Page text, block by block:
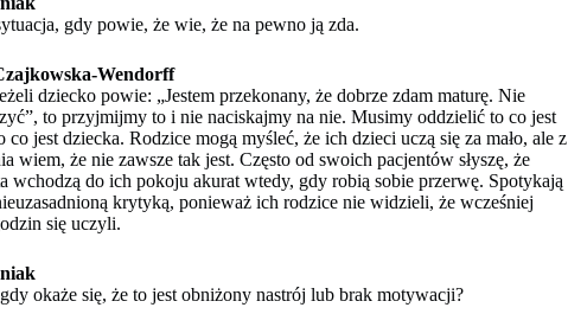
gdy powie, że wie, że na pewno ją zda.
Wendorff
dziecko powie: „Jestem przekonany, że dobrze zdam maturę. Nie
to przyjmijmy to i nie naciskajmy na nie. Musimy oddzielić to co jest
co jest dziecka. Rodzice mogą myśleć, że ich dzieci uczą się za mało, ale z
wiem, że nie zawsze tak jest. Często od swoich pacjentów słyszę, że
wchodzą do ich pokoju akurat wtedy, gdy robią sobie przerwę. Spotykają
krytyką, ponieważ ich rodzice nie widzieli, że wcześniej
się uczyli.
okaże się, że to jest obniżony nastrój lub brak motywacji?